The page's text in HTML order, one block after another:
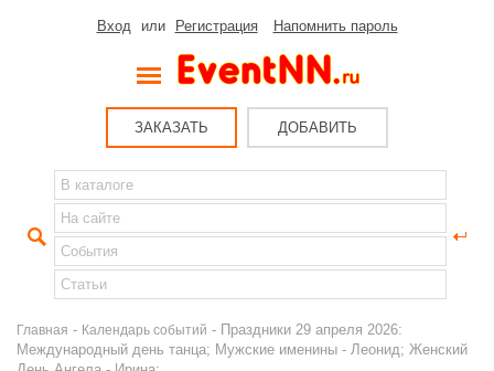
Вход или Регистрация Напомнить пароль
ЗАКАЗАТЬ ДОБАВИТЬ
Главная - Календарь событий - Праздники 29 апреля 2026:
Международный день танца; Мужские именины - Леонид; Женский